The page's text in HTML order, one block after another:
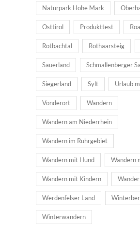
Naturpark Hohe Mark
Osttirol Produkttest
Rotbachtal Rothaarsteig
Sauerland Schmallenberger
Siegerland Sylt Urlaub
Vonderort Wandern
Wandern am Niederrhein
Wandern im Ruhrgebiet
Wandern mit Hund Wandern
Wandern mit Kindern
Werdenfelser Land
Winterwandern